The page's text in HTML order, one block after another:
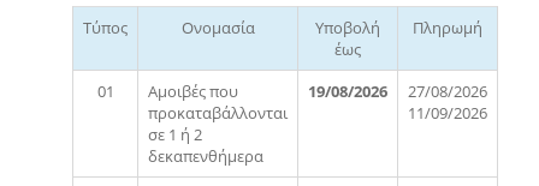
Τύπος Ονομασία
Υποβολή
έως
Πληρωμή
01
Αμοιβές που
προκαταβάλλονται
σε 1 ή 2
δεκαπενθήμερα
19/08/2026
27/08/2026
11/09/2026